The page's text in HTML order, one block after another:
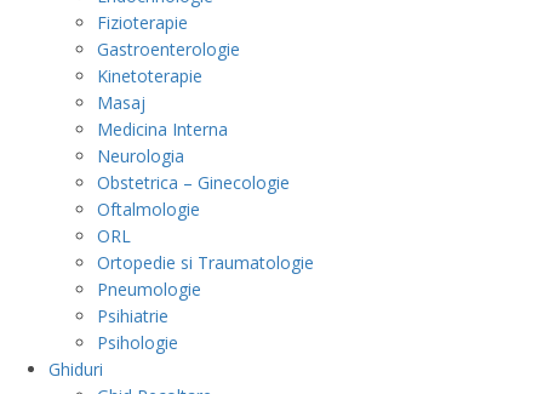
Fizioterapie
Gastroenterologie
Kinetoterapie
Masaj
Medicina Interna
Neurologia
Obstetrica – Ginecologie
Oftalmologie
ORL
Ortopedie si Traumatologie
Pneumologie
Psihiatrie
Psihologie
Ghiduri